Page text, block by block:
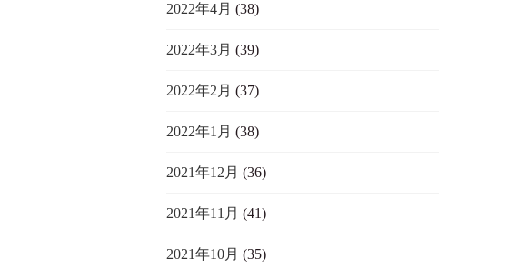
2022年4月 (38)
2022年3月 (39)
2022年2月 (37)
2022年1月 (38)
2021年12月 (36)
2021年11月 (41)
2021年10月 (35)